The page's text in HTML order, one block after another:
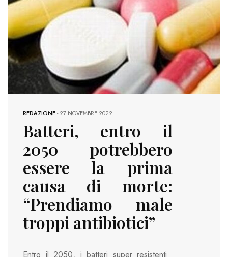
REDAZIONE-27 NOVEMBRE 2022
Batteri, entro il
2050 potrebbero
essere la prima
causa di morte:
“Prendiamo male
troppi antibiotici”
Entro il 2050, i batteri super resistenti